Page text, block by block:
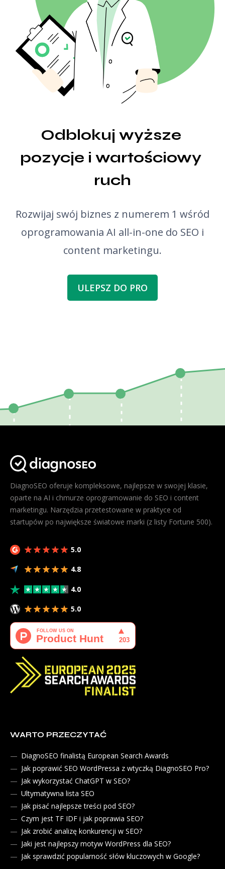
Masowe sprawdzanie linków zwrotnych
Generator konspektów AI
Tłumacz
Podgląd snippetów
Generator pomysłów na wpisy blogowe
Odblokuj wyższe
pozycje i wartościowy
ruch
Rozwijaj swój biznes z numerem 1 wśród
oprogramowania AI all-in-one do SEO i
content marketingu.
ULEPSZ DO PRO
DiagnoSEO oferuje kompleksowe, najlepsze w swojej klasie,
oparte na AI i chmurze oprogramowanie do SEO i content
marketingu. Narzędzia przetestowane w praktyce od
startupów po największe światowe marki (z listy Fortune 500).
5.0
4.8
4.0
5.0
WARTO PRZECZYTAĆ
DiagnoSEO finalistą European Search Awards
Jak poprawić SEO WordPressa z wtyczką DiagnoSEO Pro?
Jak wykorzystać ChatGPT w SEO?
Ultymatywna lista SEO
Jak pisać najlepsze treści pod SEO?
Czym jest TF IDF i jak poprawia SEO?
Jak zrobić analizę konkurencji w SEO?
Jaki jest najlepszy motyw WordPress dla SEO?
Jak sprawdzić popularność słów kluczowych w Google?